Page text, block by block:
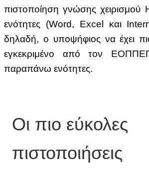
πιστοποίηση γνώσης χειρισμού
ενότητες (Word, Excel και
δηλαδή, ο υποψήφιος να έχει
εγκεκριμένο από τον
παραπάνω ενότητες.
Οι πιο εύκολες
πιστοποιήσεις